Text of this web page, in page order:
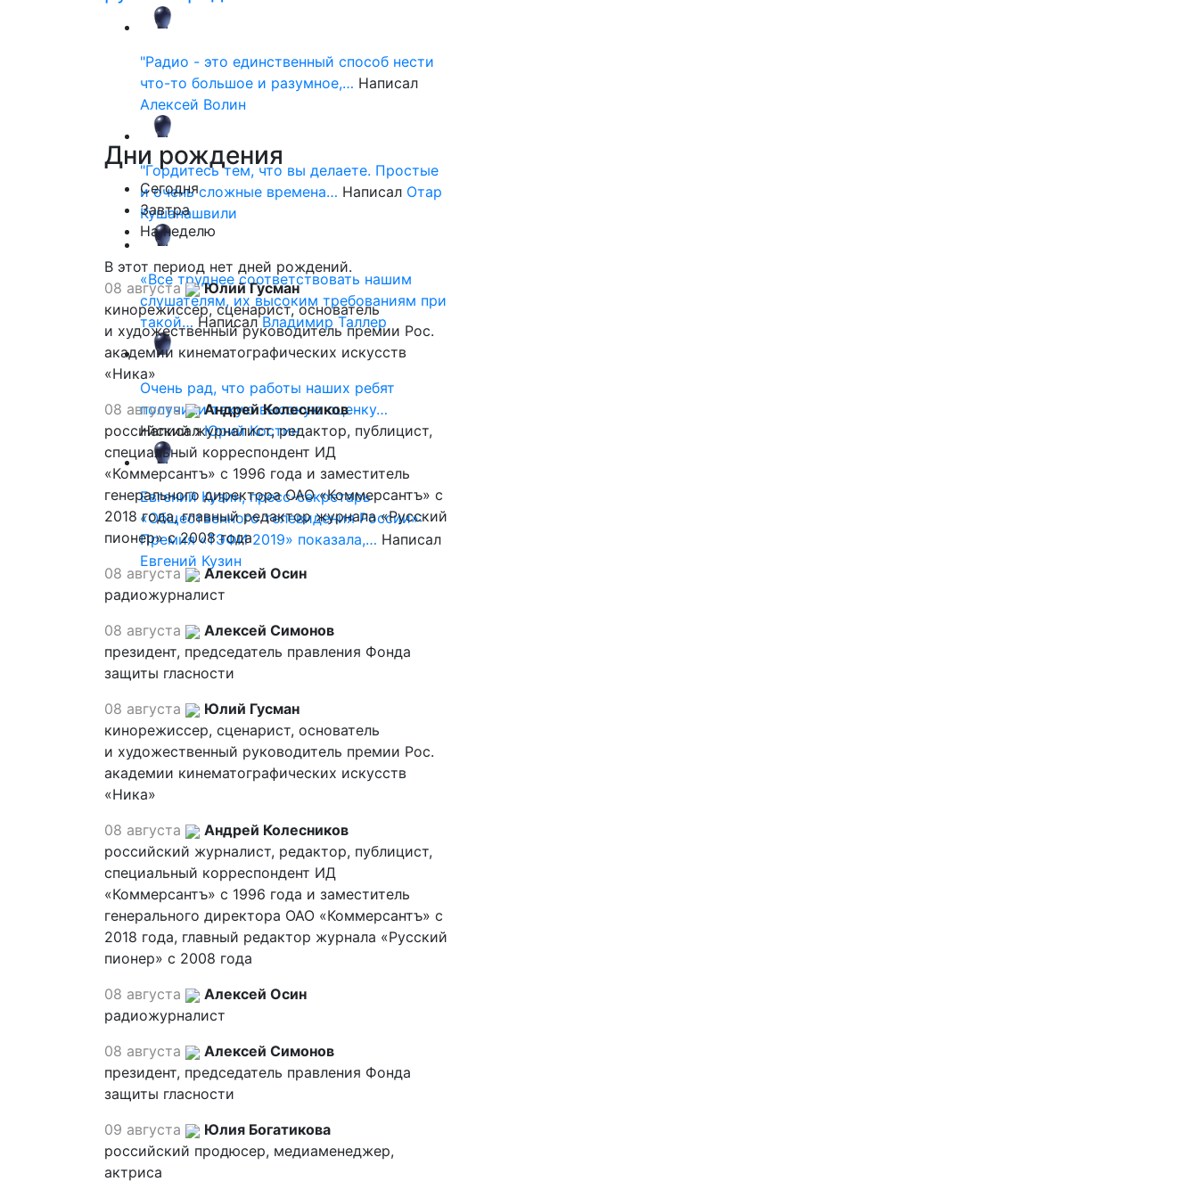
"Радио - это единственный способ нести
что-то большое и разумное,… Написал
Алексей Волин
"Гордитесь тем, что вы делаете. Простые
и очень сложные времена… Написал Отар
Кушанашвили
«Все труднее соответствовать нашим
слушателям, их высоким требованиям при
такой… НаписалВладимир Таллер
Очень рад, что работы наших ребят
получили такую высокую оценку…
НаписалЮрий Костин
Евгений Кузин, пресс-секретарь
«Общественного телевидения России»:
Премия «ТЭФИ 2019» показала,… Написал
Евгений Кузин
Дни рождения
Сегодня
Завтра
На неделю
В этот период нет дней рождений.
08 августа
Юлий Гусман
кинорежиссер, сценарист, основатель
и художественный руководитель премии Рос.
академии кинематографических искусств
«Ника»
08 августа
Андрей Колесников
российский журналист, редактор, публицист,
специальный корреспондент ИД
«Коммерсантъ» с 1996 года и заместитель
генерального директора ОАО «Коммерсантъ» с
2018 года, главный редактор журнала «Русский
пионер» с 2008 года
08 августа
Алексей Осин
радиожурналист
08 августа
Алексей Симонов
президент, председатель правления Фонда
защиты гласности
08 августа
Юлий Гусман
кинорежиссер, сценарист, основатель
и художественный руководитель премии Рос.
академии кинематографических искусств
«Ника»
08 августа
Андрей Колесников
российский журналист, редактор, публицист,
специальный корреспондент ИД
«Коммерсантъ» с 1996 года и заместитель
генерального директора ОАО «Коммерсантъ» с
2018 года, главный редактор журнала «Русский
пионер» с 2008 года
08 августа
Алексей Осин
радиожурналист
08 августа
Алексей Симонов
президент, председатель правления Фонда
защиты гласности
09 августа
Юлия Богатикова
российский продюсер, медиаменеджер,
актриса